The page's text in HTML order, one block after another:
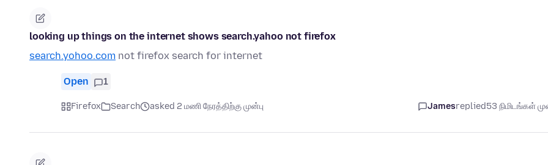
looking up things on the internet shows search.yahoo not firefox
search.yohoo.com not firefox search for internet
Open 1
Firefox Search asked 2 மணி நேரத்திற்கு முன்பு Jamesreplied53 நிமிடங்கள்